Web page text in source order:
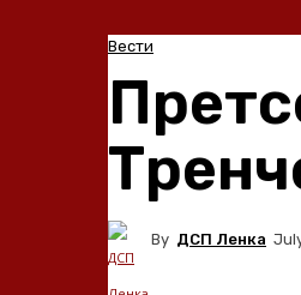
Вести
By ДСП Ленка